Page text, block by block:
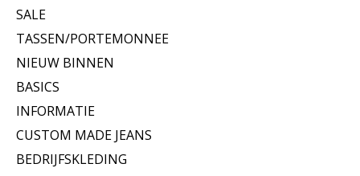
SALE
TASSEN/PORTEMONNEE
NIEUW BINNEN
BASICS
INFORMATIE
CUSTOM MADE JEANS
BEDRIJFSKLEDING